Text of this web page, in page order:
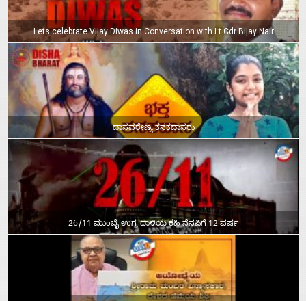
Lets celebrate Vijay Diwas in Conversation with Lt Cdr Bijay Nair
ದಾಸವರೇಣ್ಯ ಕನಕದಾಸರು
26/11 ಮುಂಬೈ ಉಗ್ರ ದಾಳಿಯ ಕಹಿ ನೆನಪಿಗೆ 12 ವರ್ಷ